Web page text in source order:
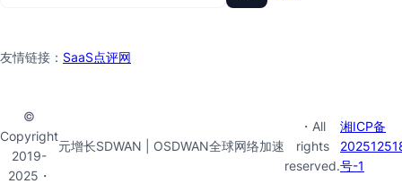
友情链接： SaaS点评网
©
Copyright
2019-
2025・
元增长SDWAN | OSDWAN全球网络加速
・All
rights
reserved.
湘ICP备
号-1